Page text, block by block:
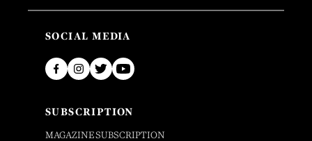
SOCIAL MEDIA
SUBSCRIPTION
MAGAZINE SUBSCRIPTION